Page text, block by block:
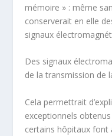
mémoire » : même
conserverait en elle
signaux
Des signaux
de la transmission de
Cela permettrait
exceptionnels
certains hôpitaux font